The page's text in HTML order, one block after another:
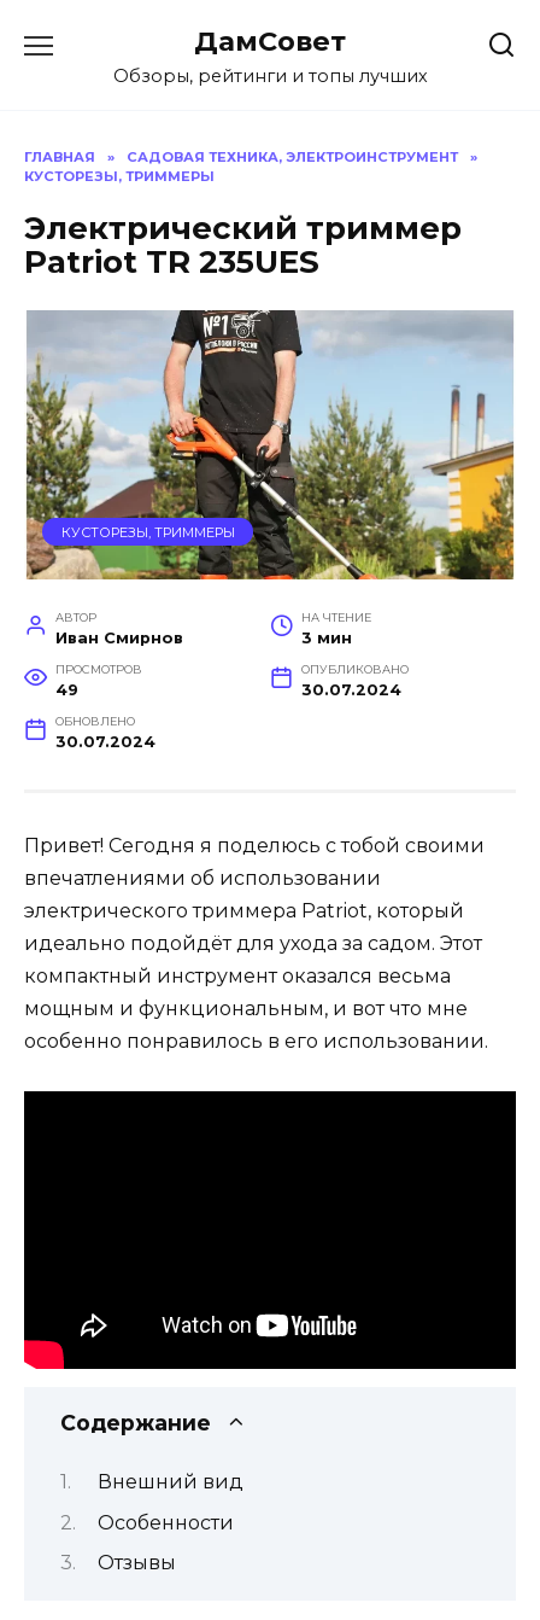
содержанию
ДамСовет
Обзоры, рейтинги и топы лучших
ГЛАВНАЯ » САДОВАЯ ТЕХНИКА, ЭЛЕКТРОИНСТРУМЕНТ
»
КУСТОРЕЗЫ, ТРИММЕРЫ
Электрический триммер
Patriot TR 235UES
КУСТОРЕЗЫ, ТРИММЕРЫ
АВТОР
Иван Смирнов
НА ЧТЕНИЕ
3 мин
ПРОСМОТРОВ
49
ОПУБЛИКОВАНО
30.07.2024
ОБНОВЛЕНО
30.07.2024
Привет! Сегодня я поделюсь с тобой своими
впечатлениями об использовании
электрического триммера Patriot, который
идеально подойдёт для ухода за садом. Этот
компактный инструмент оказался весьма
мощным и функциональным, и вот что мне
особенно понравилось в его использовании.
Содержание
Внешний вид
Особенности
Отзывы